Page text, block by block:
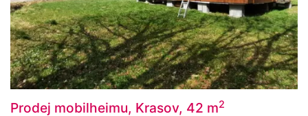
Prodej mobilheimu, Krasov, 42 m2